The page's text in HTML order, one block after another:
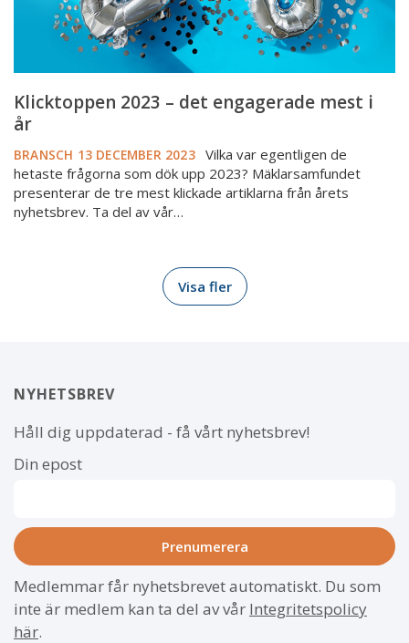
Klicktoppen 2023 – det engagerade mest i
år
BRANSCH 13 DECEMBER 2023 Vilka var egentligen de
hetaste frågorna som dök upp 2023? Mäklarsamfundet
presenterar de tre mest klickade artiklarna från årets
nyhetsbrev. Ta del av vår…
Visa fler
NYHETSBREV
Håll dig uppdaterad - få vårt nyhetsbrev!
Din epost
Medlemmar får nyhetsbrevet automatiskt. Du som
inte är medlem kan ta del av vår Integritetspolicy
här.